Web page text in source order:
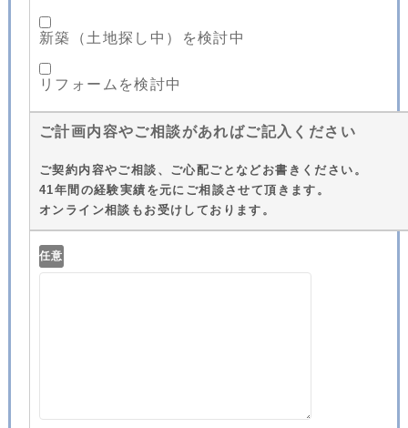
新築（土地探し中）を検討中
リフォームを検討中
ご計画内容やご相談があればご記入ください
ご契約内容やご相談、ご心配ごとなどお書きください。
41年間の経験実績を元にご相談させて頂きます。
オンライン相談もお受けしております。
任意